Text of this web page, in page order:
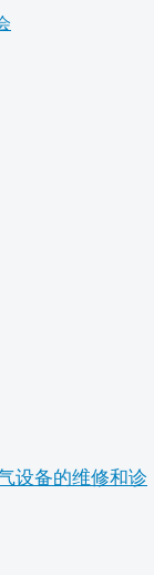
设备的维修和诊